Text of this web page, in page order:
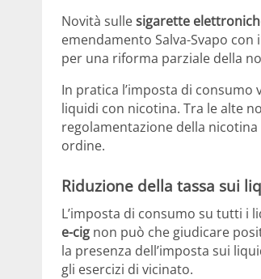
Novità sullesigarette
emendamento Salva-Svapo con
per una riforma parziale della
In pratica l’imposta di consumo
liquidi con nicotina. Tra le alte
regolamentazione della
ordine.
Riduzione della tassa sui
L’imposta di consumo su tutti i
e-cig non può che giudicare
la presenza dell’imposta sui
gli esercizi di vicinato.